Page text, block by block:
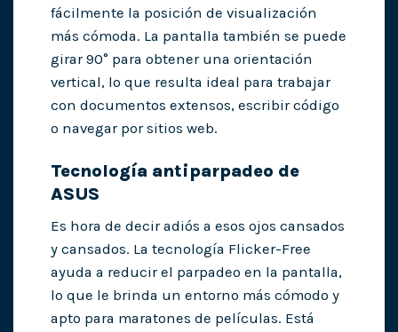
fácilmente la posición de visualización
más cómoda. La pantalla también se puede
girar 90° para obtener una orientación
vertical, lo que resulta ideal para trabajar
con documentos extensos, escribir código
o navegar por sitios web.
Tecnología antiparpadeo de
ASUS
Es hora de decir adiós a esos ojos cansados
​​y cansados. La tecnología Flicker-Free
ayuda a reducir el parpadeo en la pantalla,
lo que le brinda un entorno más cómodo y
apto para maratones de películas. Está